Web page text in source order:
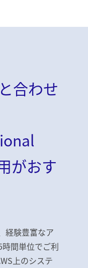
合わせ
がおす
経験豊富なア
間単位でご利
上のシステ